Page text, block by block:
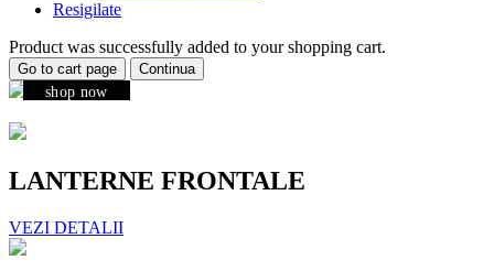
Resigilate
Product was successfully added to your shopping cart.
Go to cart page
Continua
shop now
LANTERNE FRONTALE
VEZI DETALII